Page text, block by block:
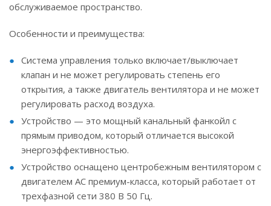
обслуживаемое пространство.
Особенности и преимущества:
Система управления только включает/выключает
клапан и не может регулировать степень его
открытия, а также двигатель вентилятора и не может
регулировать расход воздуха.
Устройство — это мощный канальный фанкойл с
прямым приводом, который отличается высокой
энергоэффективностью.
Устройство оснащено центробежным вентилятором с
двигателем AC премиум-класса, который работает от
трехфазной сети 380 В 50 Гц.